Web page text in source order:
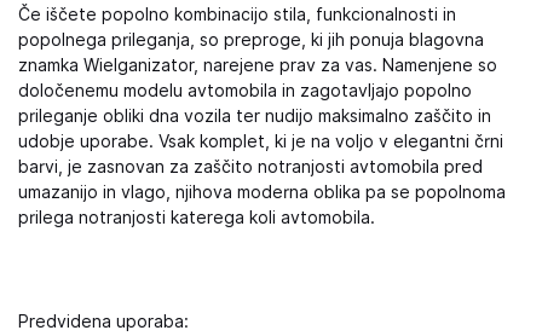
Če iščete popolno kombinacijo stila, funkcionalnosti in
popolnega prileganja, so preproge, ki jih ponuja blagovna
znamka Wielganizator, narejene prav za vas. Namenjene so
določenemu modelu avtomobila in zagotavljajo popolno
prileganje obliki dna vozila ter nudijo maksimalno zaščito in
udobje uporabe. Vsak komplet, ki je na voljo v elegantni črni
barvi, je zasnovan za zaščito notranjosti avtomobila pred
umazanijo in vlago, njihova moderna oblika pa se popolnoma
prilega notranjosti katerega koli avtomobila.
Predvidena uporaba: